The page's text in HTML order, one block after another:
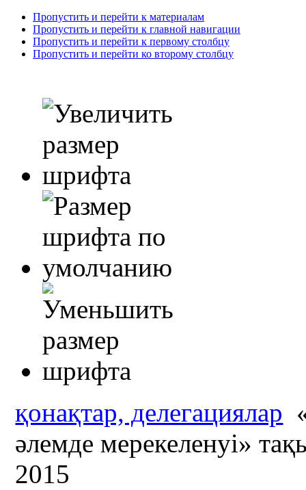
Пропустить и перейти к материалам
Пропустить и перейти к главной навигации
Пропустить и перейти к первому столбцу
Пропустить и перейти ко второму столбцу
қонақтар, делегациялар
әлемде мерекеленуі»
2015